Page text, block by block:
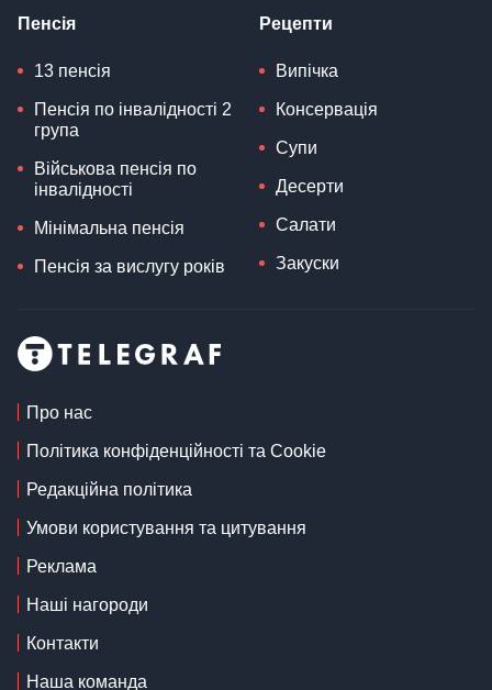
Пенсія
13 пенсія
Пенсія по інвалідності 2
група
Військова пенсія по
інвалідності
Мінімальна пенсія
Пенсія за вислугу років
Рецепти
Випічка
Консервація
Супи
Десерти
Салати
Закуски
Про нас
Політика конфіденційності та Cookie
Редакційна політика
Умови користування та цитування
Реклама
Наші нагороди
Контакти
Наша команда